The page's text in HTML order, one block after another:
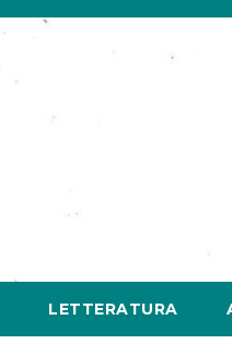
LETTERATURA